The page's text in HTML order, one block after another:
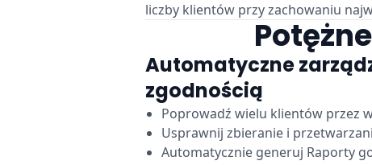
liczby klientów przy zachowaniu
Automatyczne
zgodnością
Poprowadź wielu klientów przez
Usprawnij zbieranie i
Automatycznie generuj Raporty